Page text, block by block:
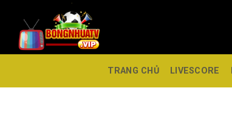
TRANG CHỦ LIVESCORE